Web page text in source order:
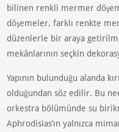
bilinen renkli mermer
döşemeler, farklı renkte
düzenlerle bir araya
mekânlarının seçkin
Yapının bulunduğu alanda
olduğundan söz edilir. Bu
orkestra bölümünde su
Aphrodisias’ın yalnızca